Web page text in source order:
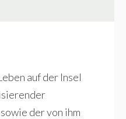
auf der Insel
der von ihm